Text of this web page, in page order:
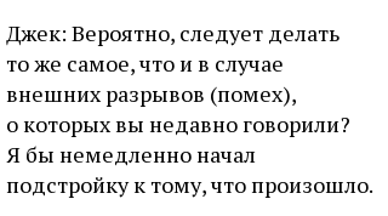
Джек: Вероятно, следует делать
то же самое, что и в случае
внешних разрывов (помех),
о которых вы недавно говорили?
Я бы немедленно начал
подстройку к тому, что произошло.